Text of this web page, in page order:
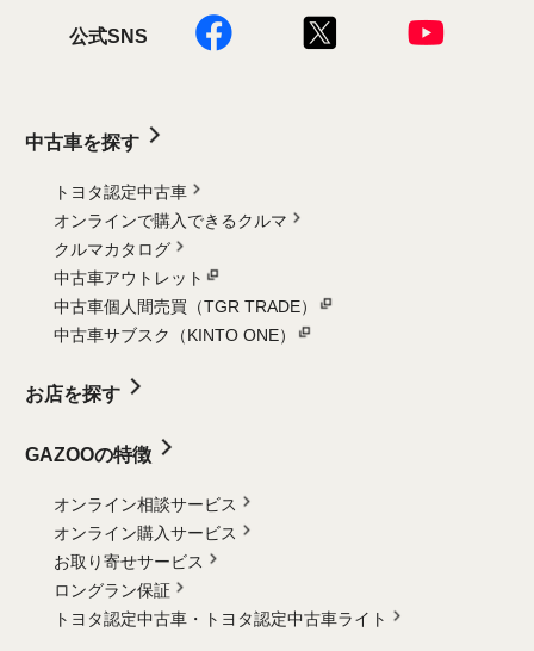
公式SNS
中古車を探す
トヨタ認定中古車
オンラインで購入できるクルマ
クルマカタログ
中古車アウトレット
中古車個人間売買（TGR TRADE）
中古車サブスク（KINTO ONE）
お店を探す
GAZOOの特徴
オンライン相談サービス
オンライン購入サービス
お取り寄せサービス
ロングラン保証
トヨタ認定中古車・
トヨタ認定中古車ライト